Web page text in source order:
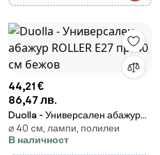
44,21 €
86,47 лв.
Duolla - Универсален абажур
ROLLER E27 пр. 40 см бежов
⌀ 40 cм, лампи, полилеи
В наличност